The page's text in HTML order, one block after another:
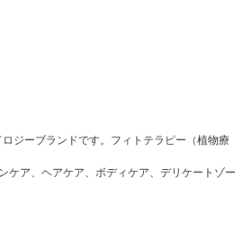
ジーブランドです。フィトテラピー（植物療
ア、ヘアケア、ボディケア、デリケートゾー